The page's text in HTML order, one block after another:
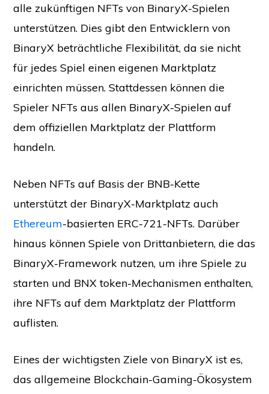
alle zukünftigen NFTs von BinaryX-Spielen
unterstützen. Dies gibt den Entwicklern von
BinaryX beträchtliche Flexibilität, da sie nicht
für jedes Spiel einen eigenen Marktplatz
einrichten müssen. Stattdessen können die
Spieler NFTs aus allen BinaryX-Spielen auf
dem offiziellen Marktplatz der Plattform
handeln.
Neben NFTs auf Basis der BNB-Kette
unterstützt der BinaryX-Marktplatz auch
Ethereum-basierten ERC-721-NFTs. Darüber
hinaus können Spiele von Drittanbietern, die das
BinaryX-Framework nutzen, um ihre Spiele zu
starten und BNX token-Mechanismen enthalten,
ihre NFTs auf dem Marktplatz der Plattform
auflisten.
Eines der wichtigsten Ziele von BinaryX ist es,
das allgemeine Blockchain-Gaming-Ökosystem